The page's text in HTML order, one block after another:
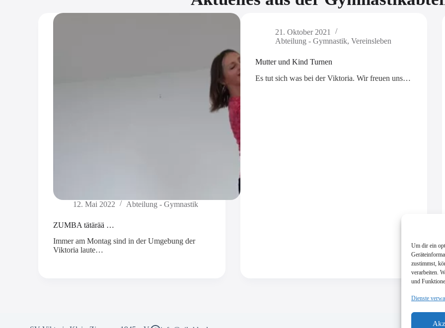
Um dir ein
zustimmst,
verarbeiten.
und
Dienste
12. Mai 2022 Abteilung - Gymnastik
ZUMBA tätärää …
Immer am Montag sind in der Umgebung der
Viktoria laute…
21. Oktober 2021
Abteilung - Gymnastik, Vereinsleben
Mutter und Kind Turnen
Es tut sich was bei der Viktoria. Wir freuen uns…